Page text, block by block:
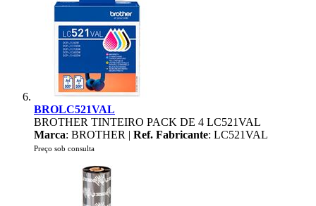
BROLC521VAL
BROTHER TINTEIRO PACK DE 4 LC521VAL
Marca: BROTHER | Ref. Fabricante: LC521VAL
Preço sob consulta